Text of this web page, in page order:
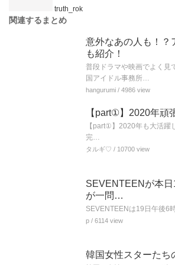
truth_rok
関連するまとめ
意外なあの人も！
も紹介！
普段ドラマや映画でよく見
国アイドル事務所…
hangurumi / 4986 view
【part①】2020年
【part①】2020年も大活躍
完…
タルギ♡ / 10700 view
SEVENTEENが本
が一問…
SEVENTEENは19日午後6
p / 6114 view
韓国女性スターた